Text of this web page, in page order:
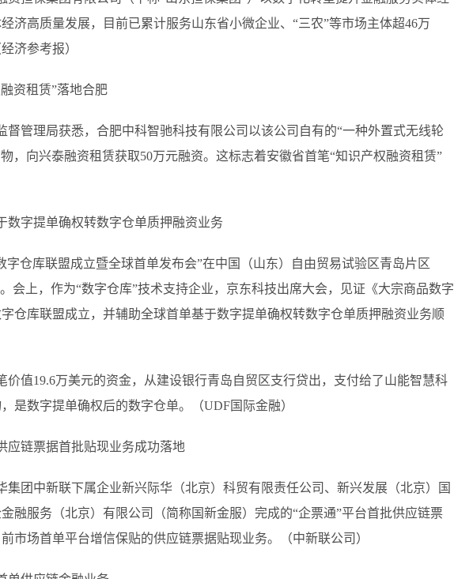
济高质量发展，目前已累计服务山东省小微企业、“三农”等市场主体超46万
济参考报）
资租赁”落地合肥
督管理局获悉，合肥中科智驰科技有限公司以该公司自有的“一种外置式无线轮
，向兴泰融资租赁获取50万元融资。这标志着安徽省首笔“知识产权融资租赁”
数字提单确权转数字仓单质押融资业务
字仓库联盟成立暨全球首单发布会”在中国（山东）自由贸易试验区青岛片区
。会上，作为“数字仓库”技术支持企业，京东科技出席大会，见证《大宗商品数字
仓库联盟成立，并辅助全球首单基于数字提单确权转数字仓单质押融资业务顺
价值19.6万美元的资金，从建设银行青岛自贸区支行贷出，支付给了山能智慧科
是数字提单确权后的数字仓单。（UDF国际金融）
应链票据首批贴现业务成功落地
集团中新联下属企业新兴际华（北京）科贸有限责任公司、新兴发展（北京）国
融服务（北京）有限公司（简称国新金服）完成的“企票通”平台首批供应链票
市场首单平台增信保贴的供应链票据贴现业务。（中新联公司）